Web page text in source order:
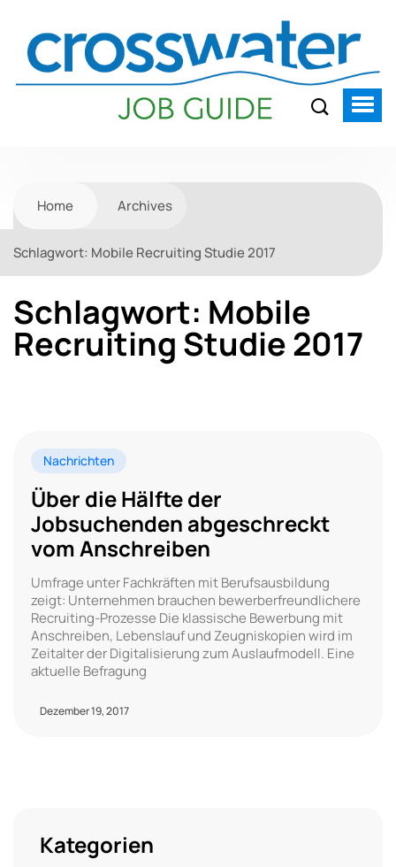
Home Archives
Schlagwort: Mobile Recruiting Studie 2017
Schlagwort: Mobile
Recruiting Studie 2017
Nachrichten
Über die Hälfte der
Jobsuchenden abgeschreckt
vom Anschreiben
Umfrage unter Fachkräften mit Berufsausbildung
zeigt: Unternehmen brauchen bewerberfreundlichere
Recruiting-Prozesse Die klassische Bewerbung mit
Anschreiben, Lebenslauf und Zeugniskopien wird im
Zeitalter der Digitalisierung zum Auslaufmodell. Eine
aktuelle Befragung
Dezember 19, 2017
Kategorien